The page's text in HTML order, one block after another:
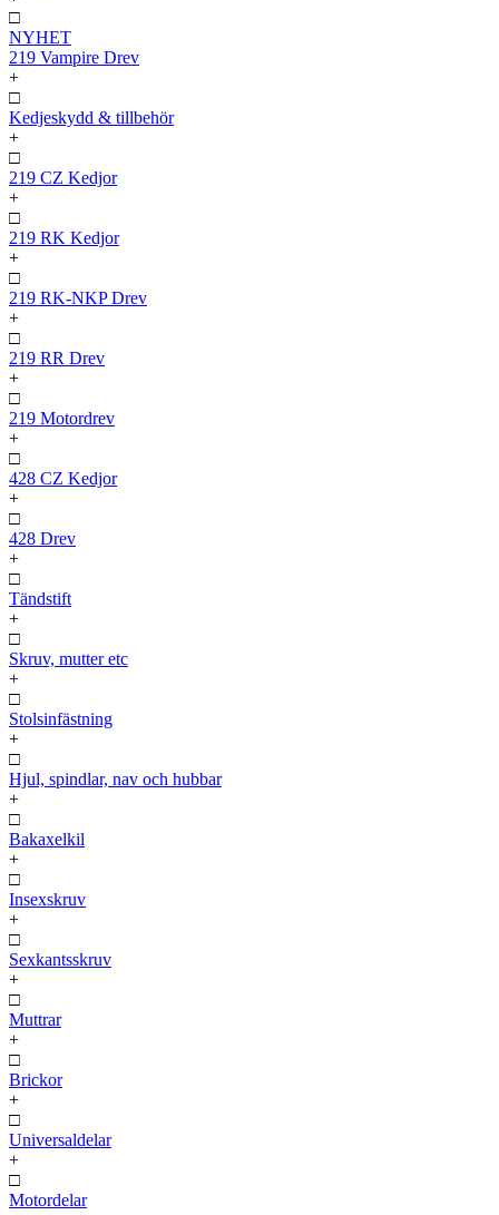
□
NYHET
219 Vampire Drev
+
□
Kedjeskydd & tillbehör
+
□
219 CZ Kedjor
+
□
219 RK Kedjor
+
□
219 RK-NKP Drev
+
□
219 RR Drev
+
□
219 Motordrev
+
□
428 CZ Kedjor
+
□
428 Drev
+
□
Tändstift
+
□
Skruv, mutter etc
+
□
Stolsinfästning
+
□
Hjul, spindlar, nav och hubbar
+
□
Bakaxelkil
+
□
Insexskruv
+
□
Sexkantsskruv
+
□
Muttrar
+
□
Brickor
+
□
Universaldelar
+
□
Motordelar